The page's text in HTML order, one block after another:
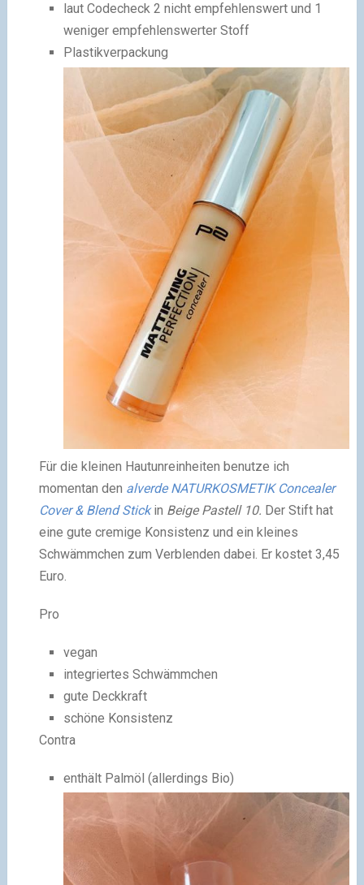
laut Codecheck 2 nicht empfehlenswert und 1
weniger empfehlenswerter Stoff
Plastikverpackung
Für die kleinen Hautunreinheiten benutze ich
momentan den alverde NATURKOSMETIK Concealer
Cover & Blend Stickin Beige Pastell 10. Der Stift hat
eine gute cremige Konsistenz und ein kleines
Schwämmchen zum Verblenden dabei. Er kostet 3,45
Euro.
Pro
vegan
integriertes Schwämmchen
gute Deckkraft
schöne Konsistenz
Contra
enthält Palmöl (allerdings Bio)